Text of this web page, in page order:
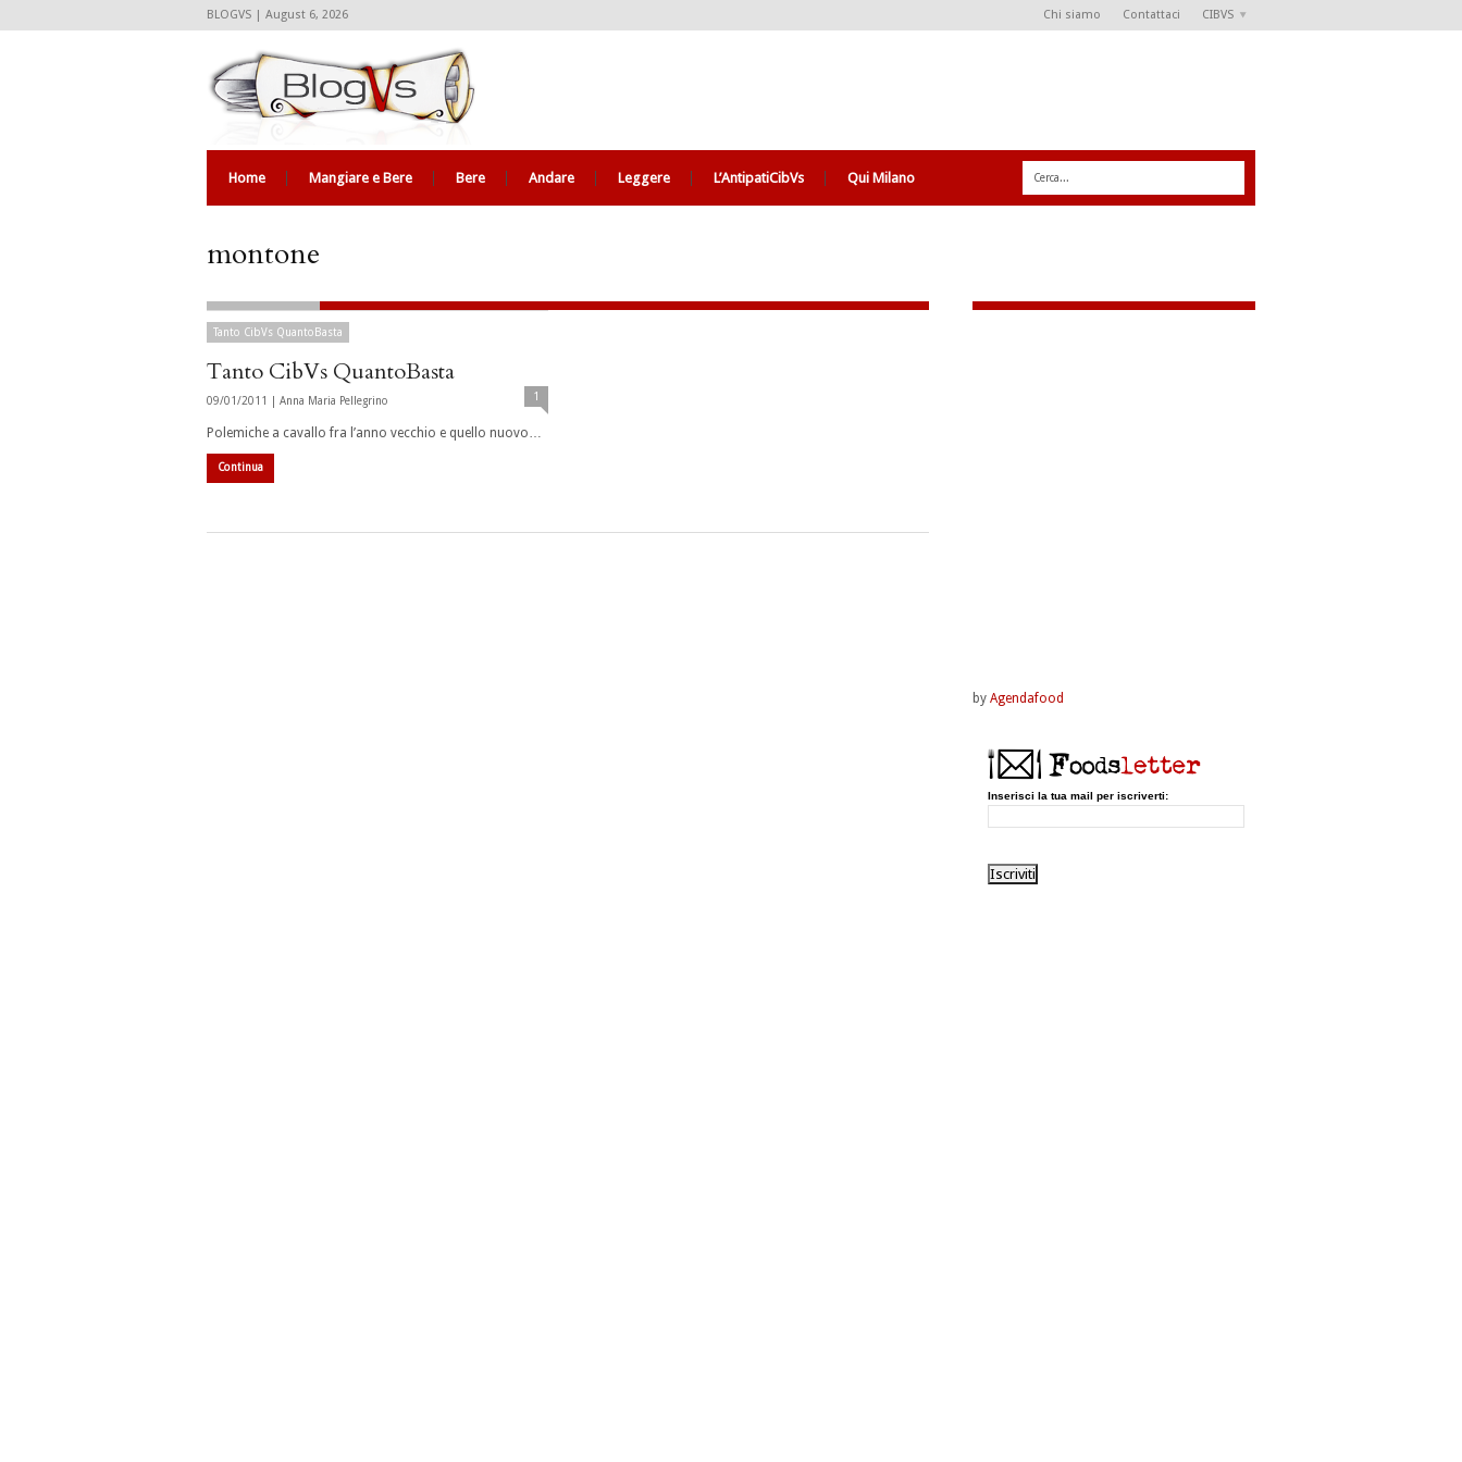
BLOGVS | August 6, 2026 Chi siamo Contattaci CIBVS
Home Mangiare e Bere Bere Andare Leggere L’AntipatiCibVs Qui Milano
montone
Tanto CibVs QuantoBasta
Tanto CibVs QuantoBasta
09/01/2011 | Anna Maria Pellegrino 1
Polemiche a cavallo fra l’anno vecchio e quello nuovo…
Continua
by Agendafood
Inserisci la tua mail per iscriverti: